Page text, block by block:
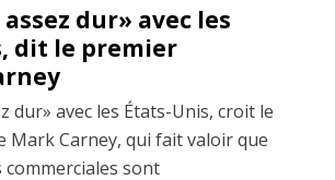
dur» avec les
dit le premier
dur» avec les États-Unis, croit le
Mark Carney, qui fait valoir que
sont